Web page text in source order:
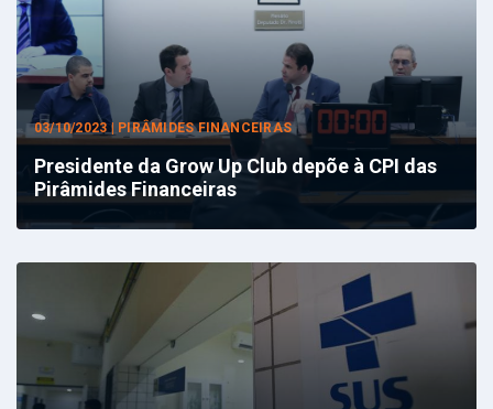
03/10/2023 | PIRÂMIDES FINANCEIRAS
Presidente da Grow Up Club depõe à CPI das
Pirâmides Financeiras